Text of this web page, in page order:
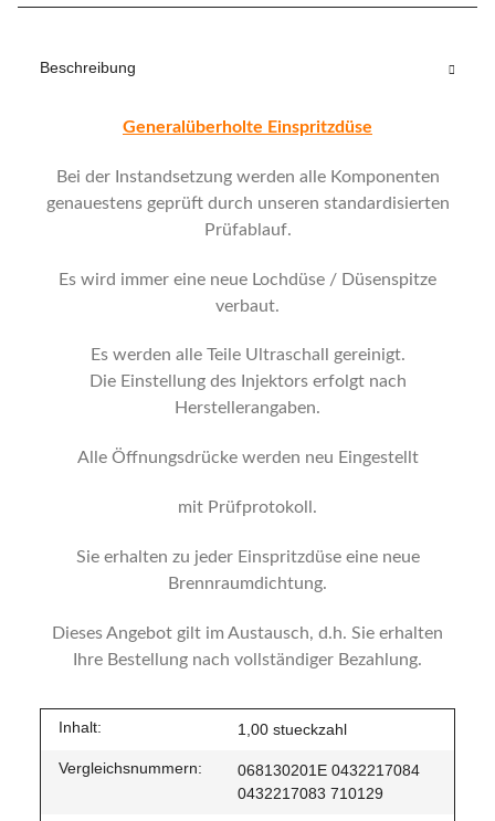
Beschreibung
Generalüberholte Einspritzdüse
Bei der Instandsetzung werden alle Komponenten
genauestens geprüft durch unseren standardisierten
Prüfablauf.
Es wird immer eine neue Lochdüse / Düsenspitze
verbaut.
Es werden alle Teile Ultraschall gereinigt.
Die Einstellung des Injektors erfolgt nach
Herstellerangaben.
Alle Öffnungsdrücke werden neu Eingestellt
mit Prüfprotokoll.
Sie erhalten zu jeder Einspritzdüse eine neue
Brennraumdichtung.
Dieses Angebot gilt im Austausch, d.h. Sie erhalten
Ihre Bestellung nach vollständiger Bezahlung.
Inhalt: 1,00 stueckzahl
Vergleichsnummern:
068130201E 0432217084
0432217083 710129